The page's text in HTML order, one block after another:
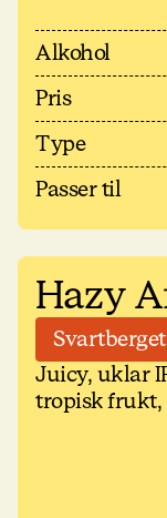
Alkohol
Pris
Type
Passer til
Hazy
Svartberget
Juicy, uklar
tropisk frukt,